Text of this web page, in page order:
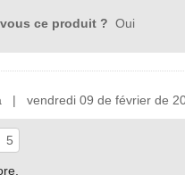
ce produit ? Oui
| vendredi 09 de février de
5